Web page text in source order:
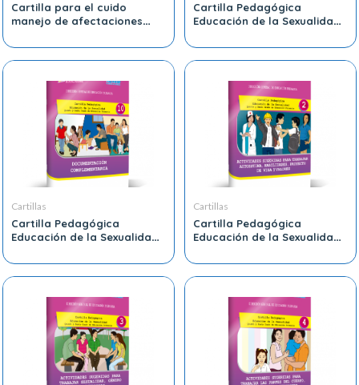
Cartilla para el cuido
manejo de afectaciones
cáncer en la Piel.
Cartilla Pedagógica
Educación de la Sexualidad
Educación Primaria 1
Cartillas
Cartilla Pedagógica
Educación de la Sexualidad
Educación Primaria 10
Cartillas
Cartilla Pedagógica
Educación de la Sexualidad
Educación Primaria 2